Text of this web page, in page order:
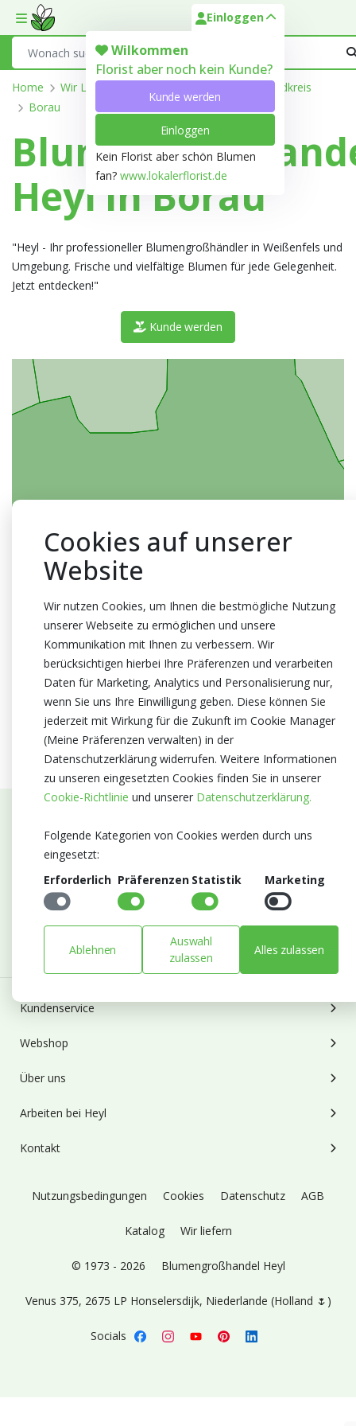
Toggle mobile menu
Einloggen
Wilkommen
Florist aber noch kein Kunde?
Kunde werden
Einloggen
Kein Florist aber schön Blumen
fan? www.lokalerflorist.de
Home Wir Liefern
Burgenlandkreis
Borau
Heyl in Borau
"Heyl - Ihr professioneller Blumengroßhändler in Weißenfels und
Umgebung. Frische und vielfältige Blumen für jede Gelegenheit.
Jetzt entdecken!"
Kunde werden
Abonnieren Sie unseren Newsletter
Bleiben Sie auf dem Laufenden mit Neuigkeiten und
Entwicklungen von Blumengroßhandel Heyl
Kundenservice
Webshop
Über uns
Arbeiten bei Heyl
Kontakt
Nutzungsbedingungen Cookies Datenschutz AGB
Katalog Wir liefern
© 1973 - 2026 Blumengroßhandel Heyl
Venus 375, 2675 LP Honselersdijk, Niederlande (Holland 🌷)
Socials
Cookies auf unserer
Website
Wir nutzen Cookies, um Ihnen die bestmögliche Nutzung
unserer Webseite zu ermöglichen und unsere
Kommunikation mit Ihnen zu verbessern. Wir
berücksichtigen hierbei Ihre Präferenzen und verarbeiten
Daten für Marketing, Analytics und Personalisierung nur,
wenn Sie uns Ihre Einwilligung geben. Diese können Sie
jederzeit mit Wirkung für die Zukunft im Cookie Manager
(Meine Präferenzen verwalten) in der
Datenschutzerklärung widerrufen. Weitere Informationen
zu unseren eingesetzten Cookies finden Sie in unserer
Cookie-Richtlinie und unserer Datenschutzerklärung.
Folgende Kategorien von Cookies werden durch uns
eingesetzt:
Erforderlich Präferenzen Statistik Marketing
Ablehnen
Auswahl
zulassen
Alles zulassen